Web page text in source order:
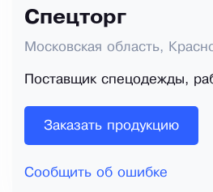
Спецторг
Московская область,
Поставщик спецодежды,
Заказать продукцию
Сообщить об ошибке